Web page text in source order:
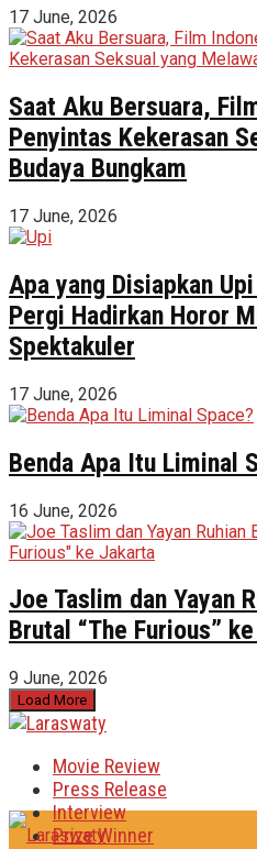
17 June, 2026
Saat Aku Bersuara,
Penyintas Kekerasan
Budaya Bungkam
17 June, 2026
Apa yang Disiapkan
Pergi Hadirkan Horor
Spektakuler
17 June, 2026
Benda Apa Itu Liminal
16 June, 2026
Joe Taslim dan Yayan
Brutal “The Furious”
9 June, 2026
Load More
Movie Review
Press Release
Interview
Prize Winner